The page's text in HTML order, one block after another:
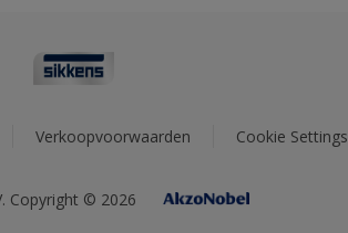
Verkoopvoorwaarden Cookie Settings
Copyright © 2026